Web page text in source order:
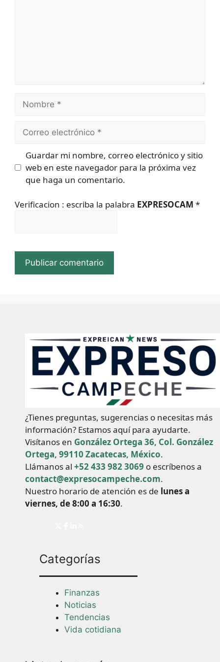
electrónico
Guardar mi nombre, correo electrónico y sitio
web en este navegador para la próxima vez
que haga un comentario.
Verificacion : escriba la palabra EXPRESOCAM *
¿Tienes preguntas, sugerencias o necesitas más
información? Estamos aquí para ayudarte.
Visítanos en González Ortega 36, Col. González
Ortega, 99110 Zacatecas, México.
Llámanos al +52 433 982 3069 o escríbenos a
contact@expresocampeche.com.
Nuestro horario de atención es de lunes a
viernes, de 8:00 a 16:30.
Categorías
Finanzas
Noticias
Tendencias
Vida cotidiana